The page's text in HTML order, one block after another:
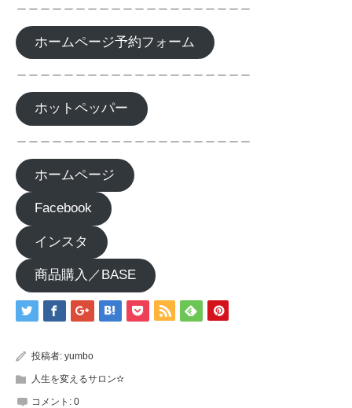
ホームページ予約フォーム
ホットペッパー
ホームページ
Facebook
インスタ
商品購入／BASE
投稿者: yumbo
人生を変えるサロン✫
コメント: 0